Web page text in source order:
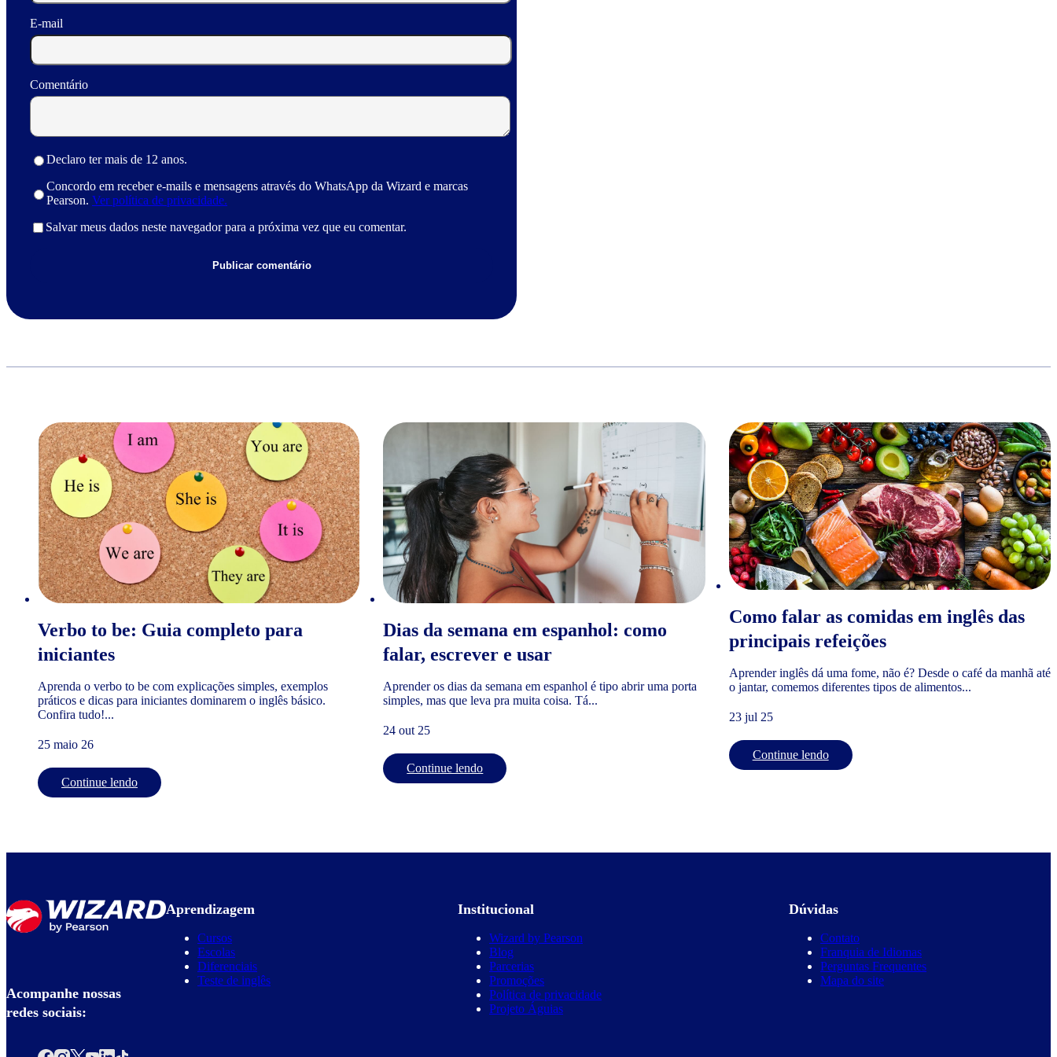
E-mail
Comentário
Declaro ter mais de 12 anos.
Concordo em receber e-mails e mensagens através do WhatsApp da Wizard e marcas
Pearson. Ver política de privacidade.
Salvar meus dados neste navegador para a próxima vez que eu comentar.
Verbo to be: Guia completo para
iniciantes
Aprenda o verbo to be com explicações simples, exemplos
práticos e dicas para iniciantes dominarem o inglês básico.
Confira tudo!...
25 maio 26
Continue lendo
Dias da semana em espanhol: como
falar, escrever e usar
Aprender os dias da semana em espanhol é tipo abrir uma porta
simples, mas que leva pra muita coisa. Tá...
24 out 25
Continue lendo
Como falar as comidas em inglês das
principais refeições
Aprender inglês dá uma fome, não é? Desde o café da manhã até
o jantar, comemos diferentes tipos de alimentos...
23 jul 25
Continue lendo
Acompanhe nossas
redes sociais:
Aprendizagem
Cursos
Escolas
Diferenciais
Teste de inglês
Institucional
Wizard by Pearson
Blog
Parcerias
Promoções
Política de privacidade
Projeto Águias
Dúvidas
Contato
Franquia de Idiomas
Perguntas Frequentes
Mapa do site